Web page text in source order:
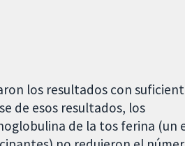
los resultados con
de esos resultados, los
de la tos ferina (un